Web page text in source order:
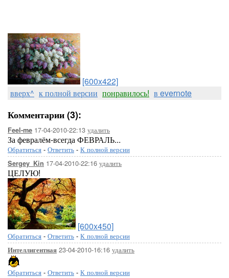
[600x422]
вверх^ к полной версии понравилось! в evernote
Комментарии (3):
Feel-me 17-04-2010-22:13 удалить
За февралём-всегда ФЕВРАЛЬ...
Обратиться - Ответить - К полной версии
Sergey_Kin 17-04-2010-22:16 удалить
ЦЕЛУЮ!
[600x450]
Обратиться - Ответить - К полной версии
Интеллигентная 23-04-2010-16:16 удалить
Обратиться - Ответить - К полной версии